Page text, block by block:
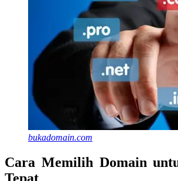
bukadomain.com
Cara Memilih Domain